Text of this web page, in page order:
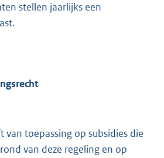
stellen jaarlijks een
van toepassing op subsidies die
van deze regeling en op